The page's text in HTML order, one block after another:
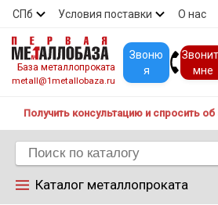
СПб Условия поставки О нас
Скидки Прайс Покупателям
База металлопроката
metall@1metallobaza.ru
Звоню
я
мне
Получить консультацию и спросить об
Каталог металлопроката